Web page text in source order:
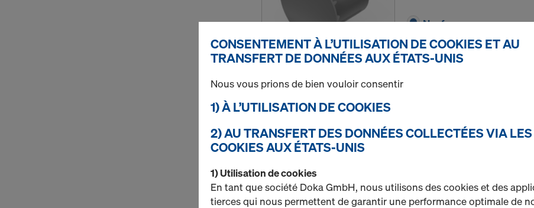
Neuf
Cône de bétonnage
Cône de bétonnage pour
missions de béton
uniforme du trou.
CONSENTEMENT À L’UTILISATION DE COOKIES ET AU
TRANSFERT DE DONNÉES AUX ÉTATS-UNIS
Nous vous prions de bien vouloir consentir
1) À L’UTILISATION DE COOKIES
2) AU TRANSFERT DES DONNÉES COLLECTÉES VIA LES
COOKIES AUX ÉTATS-UNIS
1) Utilisation de cookies
En tant que société Doka GmbH, nous utilisons des cookies et des
tierces qui nous permettent de garantir une performance optimale de